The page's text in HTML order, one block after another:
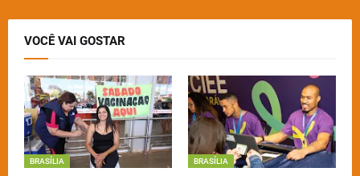
VOCÊ VAI GOSTAR
BRASÍLIA BRASÍLIA